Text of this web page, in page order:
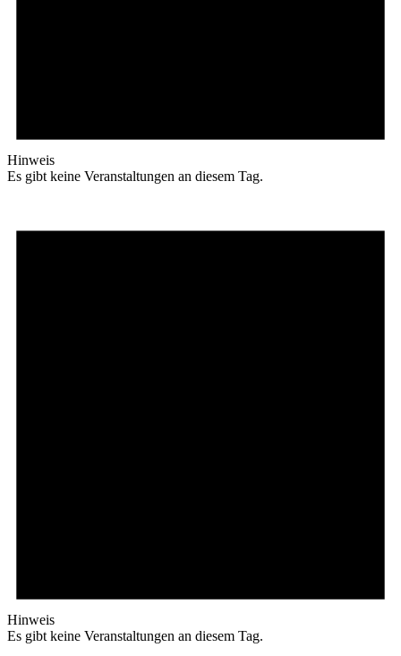
Hinweis
Es gibt keine Veranstaltungen an diesem Tag.
Hinweis
Es gibt keine Veranstaltungen an diesem Tag.